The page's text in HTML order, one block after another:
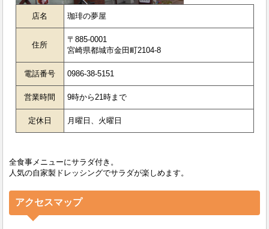
店名 珈琲の夢屋
住所
〒885-0001
宮崎県都城市金田町2104-8
電話番号 0986-38-5151
営業時間 9時から21時まで
定休日 月曜日、火曜日
全食事メニューにサラダ付き。
人気の自家製ドレッシングでサラダが楽しめます。
アクセスマップ